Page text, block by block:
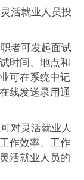
活就业人员投
者可发起面试
时间、地点和
可在系统中记
线发送录用通
对灵活就业人
作效率、工作
活就业人员的